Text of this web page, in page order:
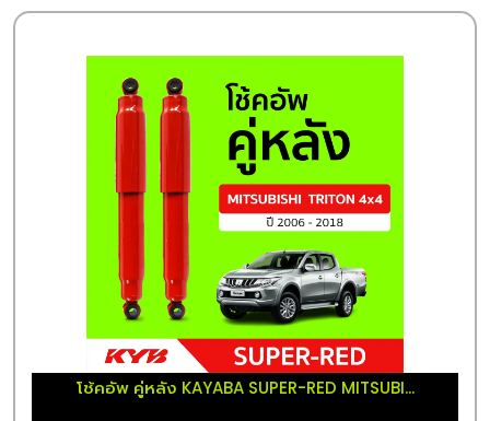
โช้คอัพ คู่หลัง KAYABA SUPER-RED MITSUBI...